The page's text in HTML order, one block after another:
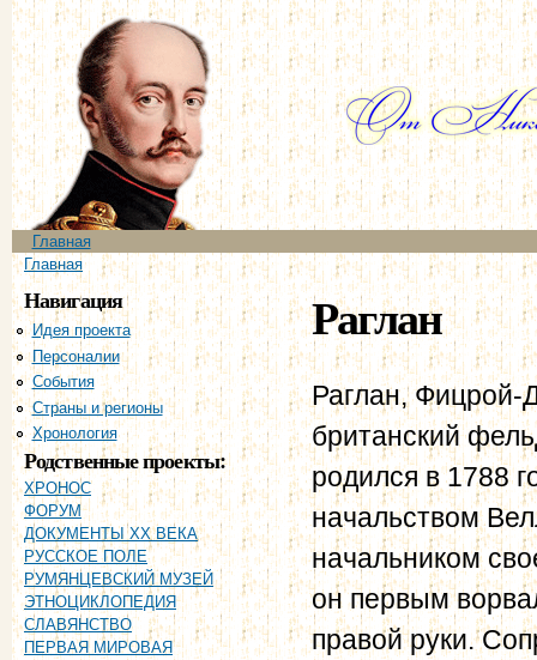
Главное меню
Главная
Вы здесь
Главная
Навигация
Идея проекта
Персоналии
События
Страны и регионы
Хронология
Родственные проекты:
ХРОНОС
ФОРУМ
ДОКУМЕНТЫ XX ВЕКА
РУССКОЕ ПОЛЕ
РУМЯНЦЕВСКИЙ МУЗЕЙ
ЭТНОЦИКЛОПЕДИЯ
СЛАВЯНСТВО
ПЕРВАЯ МИРОВАЯ
Раглан
Раглан,
британский
родился в 1788
начальством
начальником
он первым
правой руки.